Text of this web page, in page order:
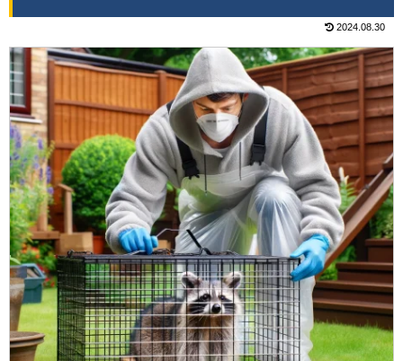
2024.08.30